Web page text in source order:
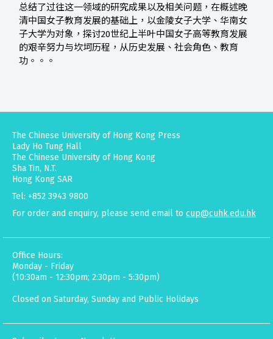
总结了过往这一领域的研究成果以及相关问题，在概述晚
清中国女子教育发展的基础上，以金陵女子大学、华南女
子大学为对象，探讨20世纪上半叶中国女子高等教育发展
的艰辛努力与坎坷历程，从历史发展、社会角色、教育
功。。。
The Chinese University of Hong Kong Press
Lady Ho Tung Hall
The Chinese University of Hong Kong
Sha Tin, N.T.
Hong Kong SAR
Tel: +852 3943 9800
For order and enquiry, please send email to cup@cuhk.edu.hk
Office Hours:
Monday - Friday
(10:30am - 12:30pm; 2:30pm - 5:30pm)
Closed on Saturday, Sunday and Public Holidays